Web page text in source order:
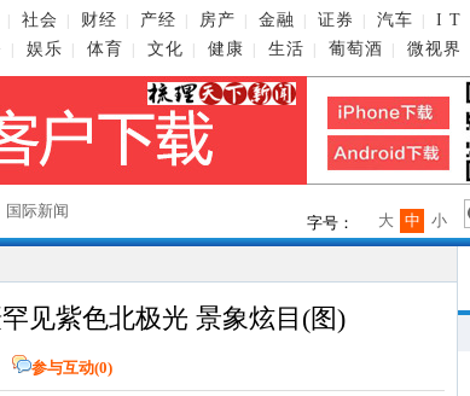
社会 财经 产经 房产 金融 证券 汽车 I T
娱乐 体育 文化 健康 生活 葡萄酒 微视界
国际新闻
字号： 小
中
大
见紫色北极光 景象炫目(图)
参与互动(0)